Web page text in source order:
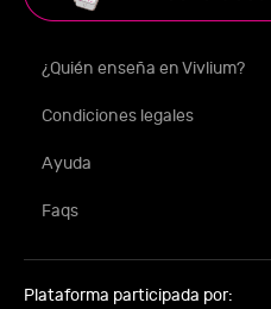
¿Quién enseña en Vivlium?
Condiciones legales
Ayuda
Faqs
Plataforma participada por: